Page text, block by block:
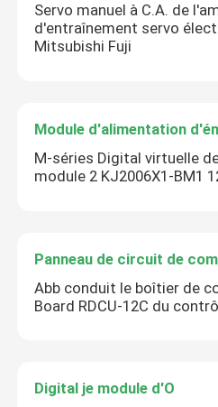
Laisser un
Nous vous
Servo manuel à C.A. de
d'entraînement servo
Mitsubishi Fuji
Module d'alimentation
M-séries Digital virtuelle
module 2 KJ2006X1-BM1
Panneau de circuit de
Abb conduit le boîtier de
Board RDCU-12C du
Digital je module d'O